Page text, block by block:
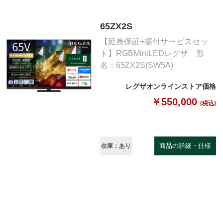
65ZX2S
【延長保証+据付サービスセッ
ト】RGBMiniLEDレグザ 形
名：65ZX2S(SW5A)
レグザオンラインストア価格
￥550,000 (税込)
在庫：あり 商品の詳細・仕様